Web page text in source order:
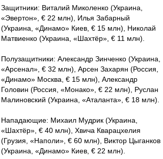
Защитники: Виталий Миколенко (Украина,
«Эвертон», € 22 млн), Илья Забарный
(Украина, «Динамо» Киев, € 15 млн), Николай
Матвиенко (Украина, «Шахтёр», € 11 млн).
Полузащитники: Александр Зинченко (Украина,
«Арсенал», € 32 млн), Арсен Захарян (Россия,
«Динамо» Москва, € 15 млн), Александр
Головин (Россия, «Монако», € 22 млн), Руслан
Малиновский (Украина, «Аталанта», € 18 млн).
Нападающие: Михаил Мудрик (Украина,
«Шахтёр», € 40 млн), Хвича Кварацхелия
(Грузия, «Наполи», € 60 млн), Виктор Цыганков
(Украина, «Динамо» Киев, € 22 млн).